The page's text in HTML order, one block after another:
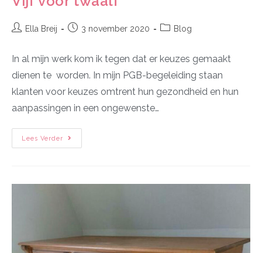
Ella Breij 3 november 2020 Blog
In al mijn werk kom ik tegen dat er keuzes gemaakt
dienen te worden. In mijn PGB-begeleiding staan
klanten voor keuzes omtrent hun gezondheid en hun
aanpassingen in een ongewenste…
Lees Verder